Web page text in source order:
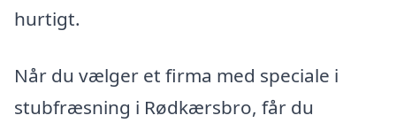
hurtigt.
Når du vælger et firma med speciale i
stubfræsning i Rødkærsbro, får du